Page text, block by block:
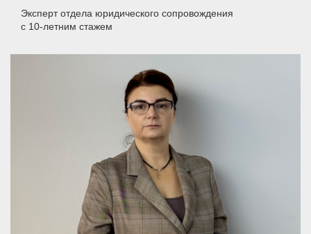
Эксперт отдела юридического сопровождения
с 10-летним стажем